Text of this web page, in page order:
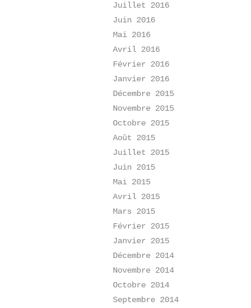
Juillet 2016
Juin 2016
Mai 2016
Avril 2016
Février 2016
Janvier 2016
Décembre 2015
Novembre 2015
Octobre 2015
Août 2015
Juillet 2015
Juin 2015
Mai 2015
Avril 2015
Mars 2015
Février 2015
Janvier 2015
Décembre 2014
Novembre 2014
Octobre 2014
Septembre 2014